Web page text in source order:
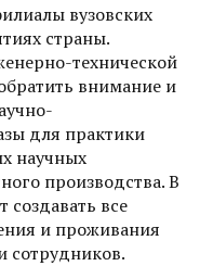
вузовских
страны.
технической
внимание и
для практики
научных
производства. В
создавать все
и проживания
сотрудников.